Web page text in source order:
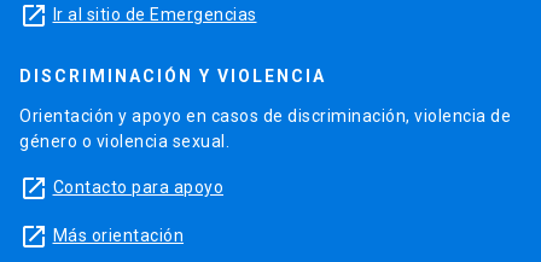
launch Ir al sitio de Emergencias
DISCRIMINACIÓN Y VIOLENCIA
Orientación y apoyo en casos de discriminación, violencia de
género o violencia sexual.
launch Contacto para apoyo
launch Más orientación